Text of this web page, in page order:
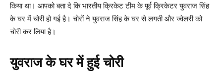
किया था। आपको बता दे कि भारतीय क्रिकेट टीम के पूर्व क्रिकेटर युवराज सिंह
के घर में चोरी हो गई है। चोरों ने युवराज सिंह के घर से लगती और ज्वेलरी को
चोरी कर लिया है।
युवराज के घर में हुई चोरी